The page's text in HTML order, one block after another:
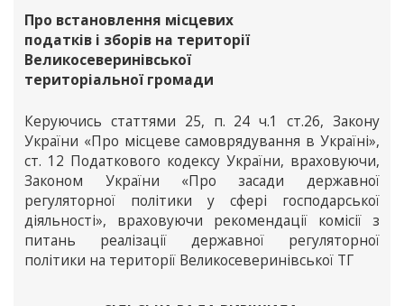
Про встановлення місцевих
податків і зборів на території
Великосеверинівської
територіальної громади
Керуючись статтями 25, п. 24 ч.1 ст.26, Закону
України «Про місцеве самоврядування в Україні»,
ст. 12 Податкового кодексу України, враховуючи,
Законом України «Про засади державної
регуляторної політики у сфері господарської
діяльності», враховуючи рекомендації комісії з
питань реалізації державної регуляторної
політики на території Великосеверинівської ТГ